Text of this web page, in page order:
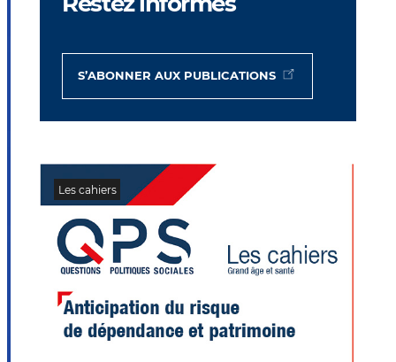
S’ABONNER AUX PUBLICATIONS
Les cahiers